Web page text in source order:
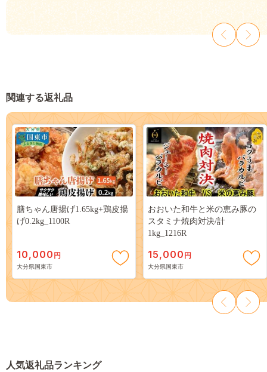
関連する返礼品
膳ちゃん唐揚げ1.65kg+鶏皮揚
げ0.2kg_1100R
10,000 円
大分県国東市
おおいた和牛と米の恵み豚の
スタミナ焼肉対決/計
1kg_1216R
15,000 円
大分県国東市
人気返礼品ランキング